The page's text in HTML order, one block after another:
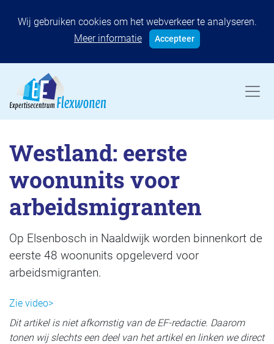
Wij gebruiken cookies om het webverkeer te analyseren.
Meer informatie
Accepteer
Westland: eerste
woonunits voor
arbeidsmigranten
Op Elsenbosch in Naaldwijk worden binnenkort de
eerste 48 woonunits opgeleverd voor
arbeidsmigranten.
Zie video>
Dit artikel is niet afkomstig van de EF-redactie. Daarom
tonen wij slechts een deel van het artikel en linken we direct